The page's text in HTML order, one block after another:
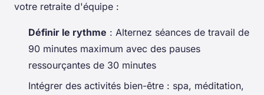
votre retraite d'équipe :
Définir le rythme : Alternez séances de travail de
90 minutes maximum avec des pauses
ressourçantes de 30 minutes
Intégrer des activités bien-être : spa, méditation,